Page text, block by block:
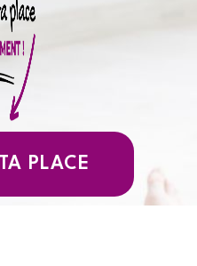
PLACE